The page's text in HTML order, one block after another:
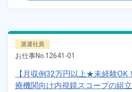
派遣社員
お仕事No. 12641-01
【月収例32万円以上★未経験
療機関向け内視鏡スコープの組